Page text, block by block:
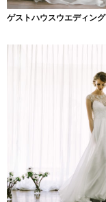
ゲストハウスウエディング